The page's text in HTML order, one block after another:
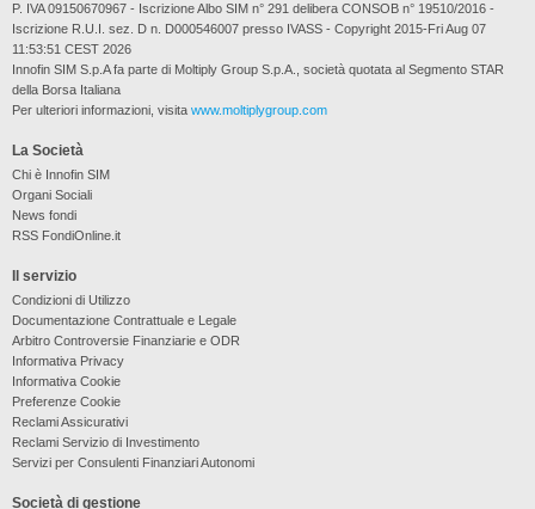
La Società
Chi è Innofin SIM
Organi Sociali
News fondi
RSS FondiOnline.it
Il servizio
Condizioni di Utilizzo
Documentazione Contrattuale e Legale
Arbitro Controversie Finanziarie e ODR
Informativa Privacy
Informativa Cookie
Preferenze Cookie
Reclami Assicurativi
Reclami Servizio di Investimento
Servizi per Consulenti Finanziari Autonomi
Società di gestione
P. IVA 09150670967 - Iscrizione Albo SIM n° 291 delibera CONSOB n° 19510/2016 -
Iscrizione R.U.I. sez. D n. D000546007 presso IVASS - Copyright 2015-Fri Aug 07
11:53:51 CEST 2026
Innofin SIM S.p.A fa parte di Moltiply Group S.p.A., società quotata al Segmento STAR
della Borsa Italiana
Per ulteriori informazioni, visita www.moltiplygroup.com